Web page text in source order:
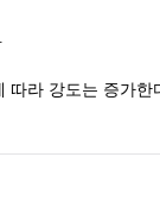
섬유포화점 이상에서는 목재의 함수율이 증가함에 따라 강도는